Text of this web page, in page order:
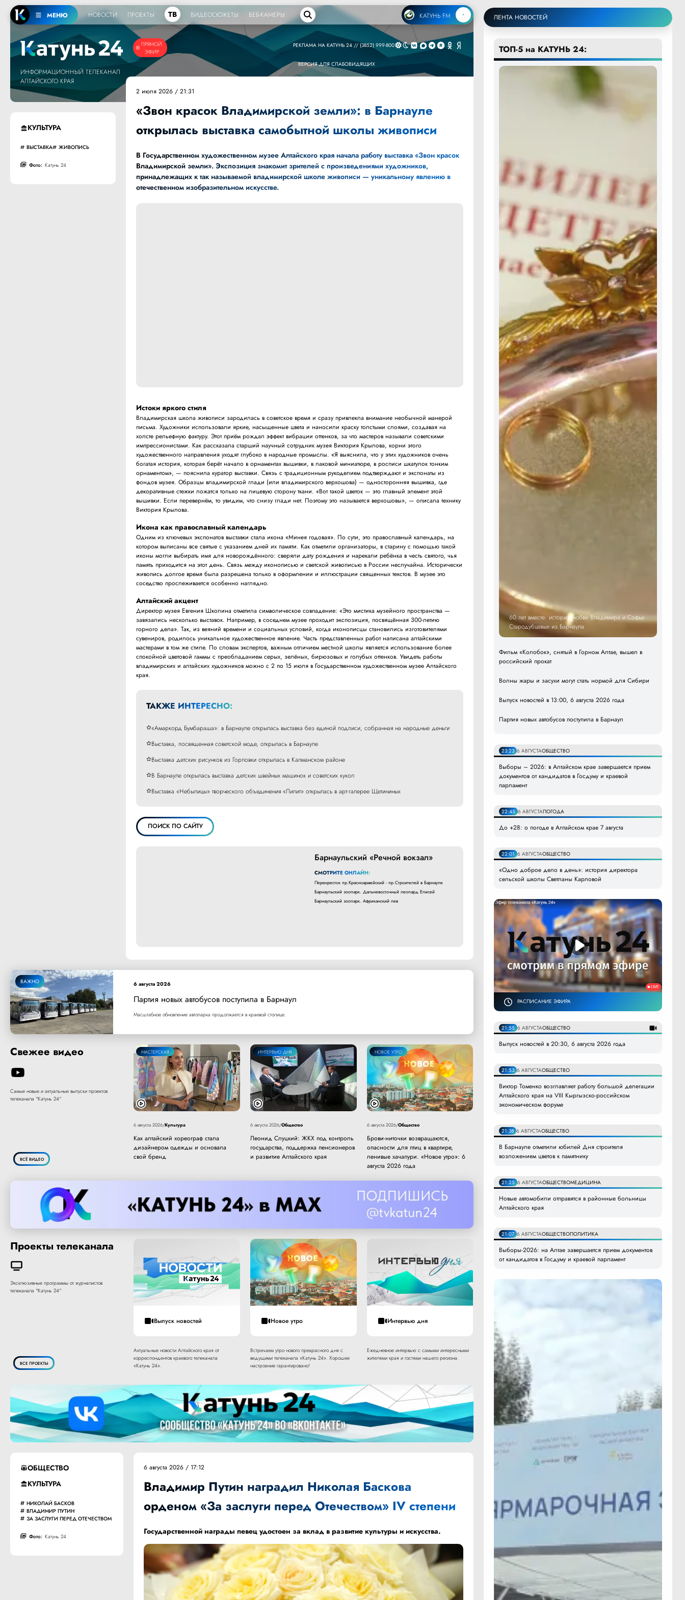
МЕНЮ НОВОСТИ ПРОЕКТЫ ТВ ВИДЕОСЮЖЕТЫ ВЕБ-КАМЕРЫ КАТУНЬ FM
ПРЯМОЙ
ЭФИР
ИНФОРМАЦИОННЫЙ ТЕЛЕКАНАЛ
АЛТАЙСКОГО КРАЯ
РЕКЛАМА НА КАТУНЬ 24 // (3852) 999-800
ВЕРСИЯ ДЛЯ СЛАБОВИДЯЩИХ
КУЛЬТУРА
ВЫСТАВКА ЖИВОПИСЬ
Фото: Катунь 24
2 июля 2026 / 21:31
«Звон красок Владимирской земли»: в Барнауле
открылась выставка самобытной школы живописи
В Государственном художественном музее Алтайского края начала работу выставка «Звон красок
Владимирской земли». Экспозиция знакомит зрителей с произведениями художников,
принадлежащих к так называемой владимирской школе живописи — уникальному явлению в
отечественном изобразительном искусстве.
Истоки яркого стиля
Владимирская школа живописи зародилась в советское время и сразу привлекла внимание необычной манерой
письма. Художники использовали яркие, насыщенные цвета и наносили краску толстыми слоями, создавая на
холсте рельефную фактуру. Этот приём рождал эффект вибрации оттенков, за что мастеров называли советскими
импрессионистами. Как рассказала старший научный сотрудник музея Виктория Крылова, корни этого
художественного направления уходят глубоко в народные промыслы. «Я выяснила, что у этих художников очень
богатая история, которая берёт начало в орнаментах вышивки, в лаковой миниатюре, в росписи шкатулок тонким
орнаментом», — пояснила куратор выставки. Связь с традиционным рукоделием подтверждают и экспонаты из
фондов музея. Образцы владимирской глади (или владимирского верхошова) — односторонняя вышивка, где
декоративные стежки ложатся только на лицевую сторону ткани. «Вот такой цветок — это главный элемент этой
вышивки. Если перевернём, то увидим, что снизу глади нет. Поэтому это называется верхошовы», — описала технику
Виктория Крылова.
Икона как православный календарь
Одним из ключевых экспонатов выставки стала икона «Минея годовая». По сути, это православный календарь, на
котором выписаны все святые с указанием дней их памяти. Как отметили организаторы, в старину с помощью такой
иконы могли выбирать имя для новорождённого: сверяли дату рождения и нарекали ребёнка в честь святого, чья
память приходится на этот день. Связь между иконописью и светской живописью в России неслучайна. Исторически
живопись долгое время была разрешена только в оформлении и иллюстрации священных текстов. В музее это
соседство прослеживается особенно наглядно.
Алтайский акцент
Директор музея Евгения Школина отметила символическое совпадение: «Это мистика музейного пространства —
завязались несколько выставок. Например, в соседнем музее проходит экспозиция, посвящённая 300-летию
горного дела». Так, из веяний времени и социальных условий, когда иконописцы становились изготовителями
сувениров, родилось уникальное художественное явление. Часть представленных работ написана алтайскими
мастерами в том же стиле. По словам экспертов, важным отличием местной школы является использование более
спокойной цветовой гаммы с преобладанием серых, зелёных, бирюзовых и голубых оттенков. Увидеть работы
владимирских и алтайских художников можно с 2 по 15 июля в Государственном художественном музее Алтайского
края.
ТАКЖЕ ИНТЕРЕСНО:
«Амаркорд Бумбараша»: в Барнауле открылась выставка без единой подписи, собранная на народные деньги
Выставка, посвященная советской моде, открылась в Барнауле
Выставка детских рисунков из Горловки открылась в Калманском районе
В Барнауле открылась выставка детских швейных машинок и советских кукол
Выставка «Небылицы» творческого объединения «Лилит» открылась в арт-галерее Щетининых
ПОИСК ПО САЙТУ
Барнаульский «Речной вокзал»
СМОТРИТЕ ОНЛАЙН:
Перекресток пр.Красноармейский - пр.Строителей в Барнауле
Барнаульский зоопарк. Дальневосточный леопард Елисей
Барнаульский зоопарк. Африканский лев
ВАЖНО 6 августа 2026
Партия новых автобусов поступила в Барнаул
Масштабное обновление автопарка продолжается в краевой столице.
Свежее видео
Самые новые и актуальные выпуски проектов
телеканала "Катунь 24"
ВСЁ ВИДЕО
МАСТЕРСКАЯ
6 августа 2026/Культура
Как алтайский хореограф стала
дизайнером одежды и основала
свой бренд
ИНТЕРВЬЮ ДНЯ
6 августа 2026/Общество
Леонид Слуцкий: ЖКХ под контроль
государства, поддержка пенсионеров
и развитие Алтайского края
НОВОЕ УТРО
6 августа 2026/Общество
Брови-ниточки возвращаются,
опасности для птиц в квартире,
ленивые хачапури. «Новое утро»: 6
августа 2026 года
Проекты телеканала
Эксклюзивные программы от журналистов
телеканала "Катунь 24"
ВСЕ ПРОЕКТЫ
Выпуск новостей
Актуальные новости Алтайского края от
корреспондентов краевого телеканала
«Катунь 24».
Новое утро
Встречаем утро нового прекрасного дня с
ведущими телеканала «Катунь 24». Хорошее
настроение гарантировано!
Интервью дня
Ежедневное интервью с самыми интересными
жителями края и гостями нашего региона.
ОБЩЕСТВО
КУЛЬТУРА
НИКОЛАЙ БАСКОВ
ВЛАДИМИР ПУТИН
ЗА ЗАСЛУГИ ПЕРЕД ОТЕЧЕСТВОМ
Фото: Катунь 24
6 августа 2026 / 17:12
Владимир Путин наградил Николая Баскова
орденом «За заслуги перед Отечеством» IV степени
Государственной награды певец удостоен за вклад в развитие культуры и искусства.
ЛЕНТА НОВОСТЕЙ
ТОП-5 на КАТУНЬ 24:
60 лет вместе: история любви Владимира и Софьи
Стародубцевых из Барнаула
Фильм «Колобок», снятый в Горном Алтае, вышел в
российский прокат
Волны жары и засухи могут стать нормой для Сибири
Выпуск новостей в 13:00, 6 августа 2026 года
Партия новых автобусов поступила в Барнаул
23:23 6 АВГУСТАОБЩЕСТВО
Выборы – 2026: в Алтайском крае завершается прием
документов от кандидатов в Госдуму и краевой
парламент
22:45 6 АВГУСТАПОГОДА
До +28: о погоде в Алтайском крае 7 августа
22:01 6 АВГУСТАОБЩЕСТВО
«Одно доброе дело в день»: история директора
сельской школы Светланы Карловой
РАСПИСАНИЕ ЭФИРА
21:55 6 АВГУСТАОБЩЕСТВО
Выпуск новостей в 20:30, 6 августа 2026 года
21:53 6 АВГУСТАОБЩЕСТВО
Виктор Томенко возглавляет работу большой делегации
Алтайского края на VIII Кыргызско-российском
экономическом форуме
21:38 6 АВГУСТАОБЩЕСТВО
В Барнауле отметили юбилей Дня строителя
возложением цветов к памятнику
21:25 6 АВГУСТАОБЩЕСТВОМЕДИЦИНА
Новые автомобили отправятся в районные больницы
Алтайского края
21:07 6 АВГУСТАОБЩЕСТВОПОЛИТИКА
Выборы-2026: на Алтае завершается прием документов
от кандидатов в Госдуму и краевой парламент